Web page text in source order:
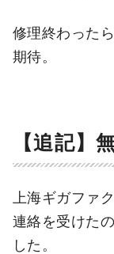
修理終わった
期待。
【追記】
上海ギガファ
連絡を受けた
した。